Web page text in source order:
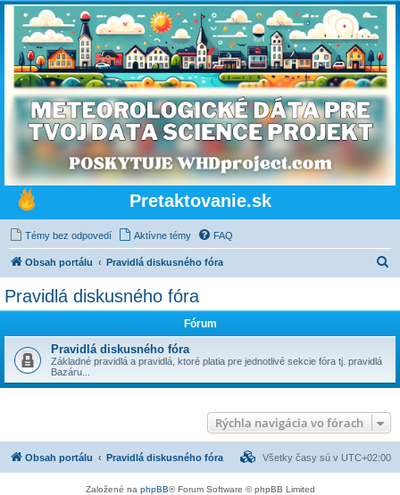
Pretaktovanie.sk
Témy bez odpovedí Aktívne témy FAQ
Obsah portálu Pravidlá diskusného fóra
Pravidlá diskusného fóra
Fórum
Pravidlá diskusného fóra
Základné pravidlá a pravidlá, ktoré platia pre jednotlivé sekcie fóra tj. pravidlá
Bazáru...
Rýchla navigácia vo fórach
Obsah portálu Pravidlá diskusného fóra Všetky časy sú v UTC+02:00
Založené na phpBB® Forum Software © phpBB Limited